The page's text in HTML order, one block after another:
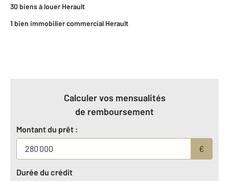
30 biens à louer Herault
1 bien immobilier commercial Herault
Calculer vos mensualités
de remboursement
Montant du prêt :
€
Durée du crédit